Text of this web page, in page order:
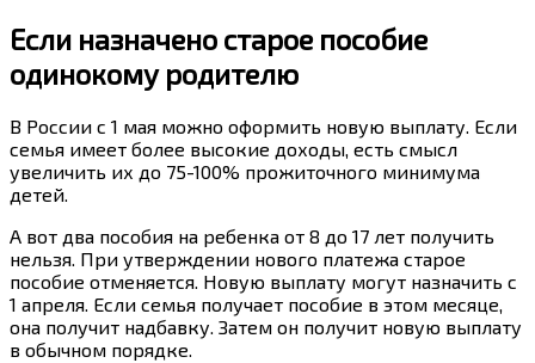
Если назначено старое пособие
одинокому родителю
В России с 1 мая можно оформить новую выплату. Если
семья имеет более высокие доходы, есть смысл
увеличить их до 75-100% прожиточного минимума
детей.
А вот два пособия на ребенка от 8 до 17 лет получить
нельзя. При утверждении нового платежа старое
пособие отменяется. Новую выплату могут назначить с
1 апреля. Если семья получает пособие в этом месяце,
она получит надбавку. Затем он получит новую выплату
в обычном порядке.